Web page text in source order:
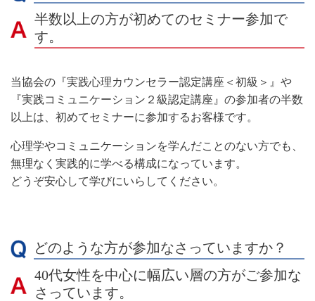
半数以上の方が初めてのセミナー参加で
す。
当協会の『実践心理カウンセラー認定講座＜初級＞』や
『実践コミュニケーション２級認定講座』の参加者の半数
以上は、初めてセミナーに参加するお客様です。
心理学やコミュニケーションを学んだことのない方でも、
無理なく実践的に学べる構成になっています。
どうぞ安心して学びにいらしてください。
どのような方が参加なさっていますか？
40代女性を中心に幅広い層の方がご参加な
さっています。